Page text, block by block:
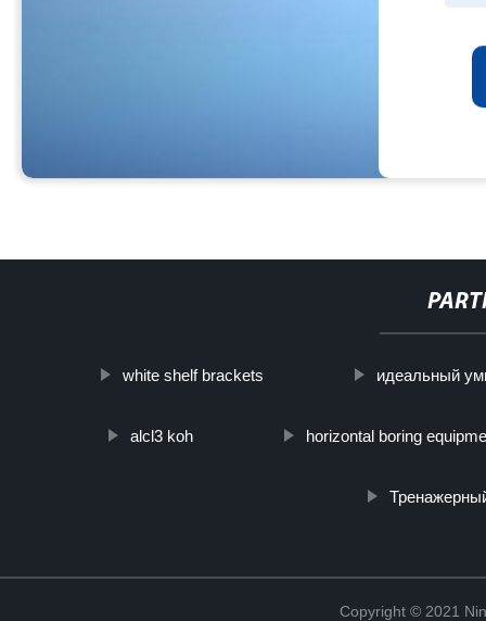
white shelf brackets идеальный
alcl3 koh horizontal boring
Copyright © 2021